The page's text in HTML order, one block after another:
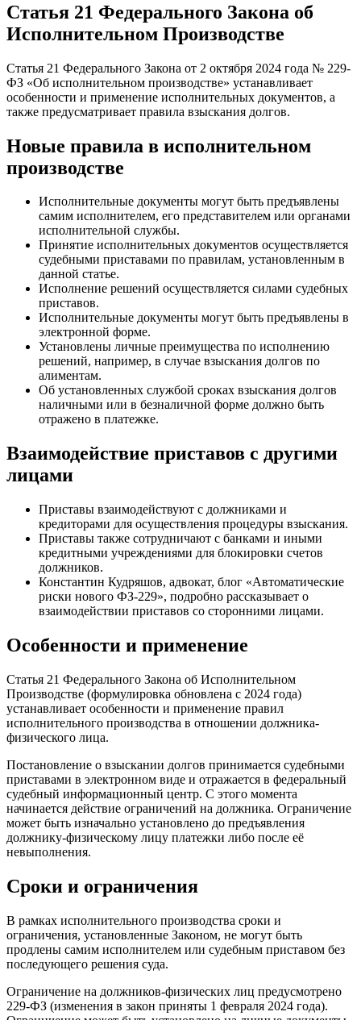
Статья 21 Федерального Закона об
Исполнительном Производстве
Статья 21 Федерального Закона от 2 октября 2024 года № 229-
ФЗ «Об исполнительном производстве» устанавливает
особенности и применение исполнительных документов, а
также предусматривает правила взыскания долгов.
Новые правила в исполнительном
производстве
Исполнительные документы могут быть предъявлены
самим исполнителем, его представителем или органами
исполнительной службы.
Принятие исполнительных документов осуществляется
судебными приставами по правилам, установленным в
данной статье.
Исполнение решений осуществляется силами судебных
приставов.
Исполнительные документы могут быть предъявлены в
электронной форме.
Установлены личные преимущества по исполнению
решений, например, в случае взыскания долгов по
алиментам.
Об установленных службой сроках взыскания долгов
наличными или в безналичной форме должно быть
отражено в платежке.
Взаимодействие приставов с другими
лицами
Приставы взаимодействуют с должниками и
кредиторами для осуществления процедуры взыскания.
Приставы также сотрудничают с банками и иными
кредитными учреждениями для блокировки счетов
должников.
Константин Кудряшов, адвокат, блог «Автоматические
риски нового ФЗ-229», подробно рассказывает о
взаимодействии приставов со сторонними лицами.
Особенности и применение
Статья 21 Федерального Закона об Исполнительном
Производстве (формулировка обновлена с 2024 года)
устанавливает особенности и применение правил
исполнительного производства в отношении должника-
физического лица.
Постановление о взыскании долгов принимается судебными
приставами в электронном виде и отражается в федеральный
судебный информационный центр. С этого момента
начинается действие ограничений на должника. Ограничение
может быть изначально установлено до предъявления
должнику-физическому лицу платежки либо после её
невыполнения.
Сроки и ограничения
В рамках исполнительного производства сроки и
ограничения, установленные Законом, не могут быть
продлены самим исполнителем или судебным приставом без
последующего решения суда.
Ограничение на должников-физических лиц предусмотрено
229-ФЗ (изменения в закон приняты 1 февраля 2024 года).